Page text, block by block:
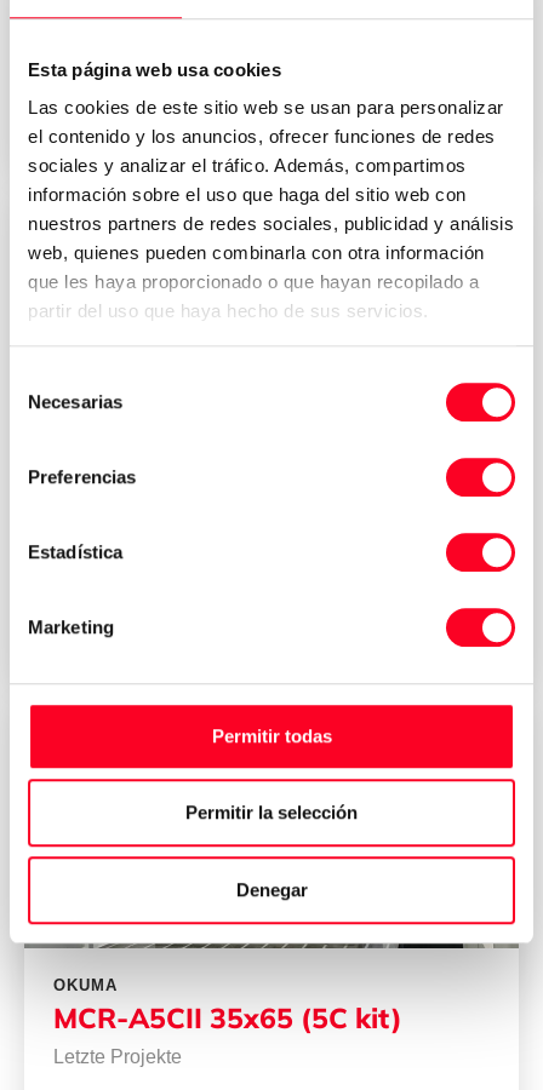
Esta página web usa cookies
Las cookies de este sitio web se usan para personalizar
el contenido y los anuncios, ofrecer funciones de redes
sociales y analizar el tráfico. Además, compartimos
información sobre el uso que haga del sitio web con
nuestros partners de redes sociales, publicidad y análisis
web, quienes pueden combinarla con otra información
que les haya proporcionado o que hayan recopilado a
partir del uso que haya hecho de sus servicios.
Necesarias
Preferencias
Estadística
Marketing
Permitir todas
Permitir la selección
Denegar
2002Italy
OKUMA
Fräsmaschinen
2005Italy
OKUMA
MCR-A5CII 35x65 (5C kit)
Letzte Projekte